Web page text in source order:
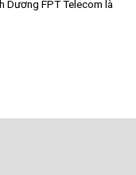
Dương FPT Telecom là